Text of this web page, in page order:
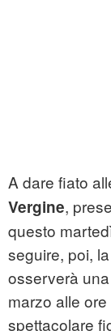
A dare fiato
Vergine,
questo
seguire, poi,
osserverà
marzo alle
spettacolare